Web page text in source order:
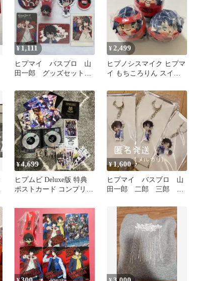
¥ 1,111
ヒプマイ バスブロ 山
田一郎 グッズセット売
¥2,499
ヒプノシスマイク ヒプマ
イ もちころりん スイパ
¥4,699
ヒプムビ Deluxe版 特典
ポストカード コンプリー
¥1,600
ヒプマイ バスブロ 山
田一郎 二郎 三郎 ロ
ルダー